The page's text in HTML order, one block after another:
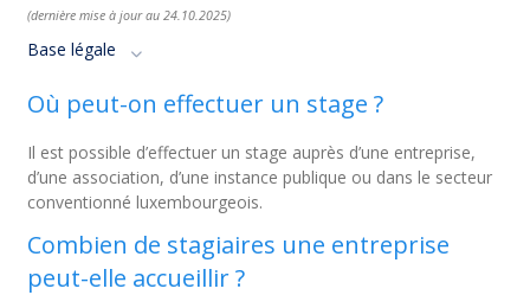
(dernière mise à jour au 24.10.2025)
Base légale
Où peut-on effectuer un stage ?
Il est possible d’effectuer un stage auprès d’une entreprise,
d’une association, d’une instance publique ou dans le secteur
conventionné luxembourgeois.
Combien de stagiaires une entreprise
peut-elle accueillir ?